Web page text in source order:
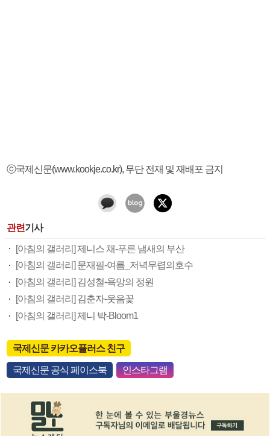
ⓒ국제신문(www.kookje.co.kr), 무단 전재 및 재배포 금지
관련기사
[아침의 갤러리] 제니스 채-푸른 냄새의 부산
[아침의 갤러리] 문재필-여름_저녁무렵의호수
[아침의 갤러리] 김성철-욕망의 정원
[아침의 갤러리] 김춘자-웃음꽃
[아침의 갤러리] 제니 박-Bloom1
국제신문 카카오플러스 친구
국제신문 공식 페이스북 인스타그램